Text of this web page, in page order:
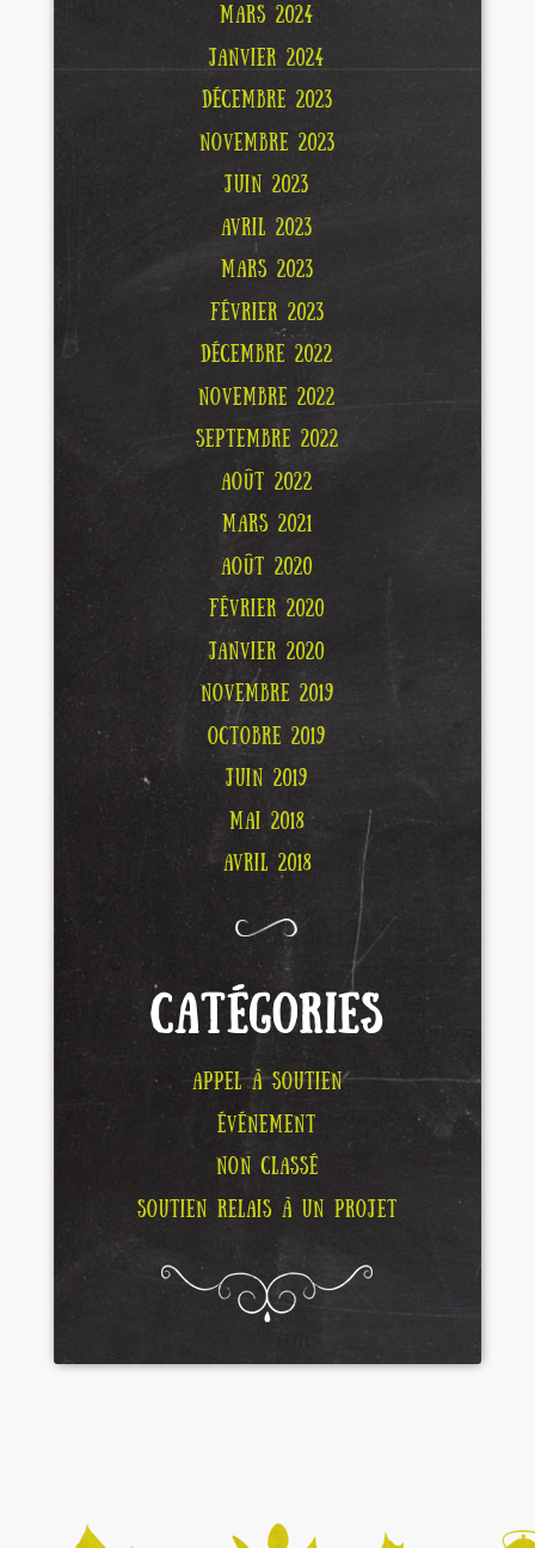
MARS 2024
JANVIER 2024
DÉCEMBRE 2023
NOVEMBRE 2023
JUIN 2023
AVRIL 2023
MARS 2023
FÉVRIER 2023
DÉCEMBRE 2022
NOVEMBRE 2022
SEPTEMBRE 2022
AOÛT 2022
MARS 2021
AOÛT 2020
FÉVRIER 2020
JANVIER 2020
NOVEMBRE 2019
OCTOBRE 2019
JUIN 2019
MAI 2018
AVRIL 2018
CATÉGORIES
APPEL À SOUTIEN
ÉVÉNEMENT
NON CLASSÉ
SOUTIEN RELAIS À UN PROJET